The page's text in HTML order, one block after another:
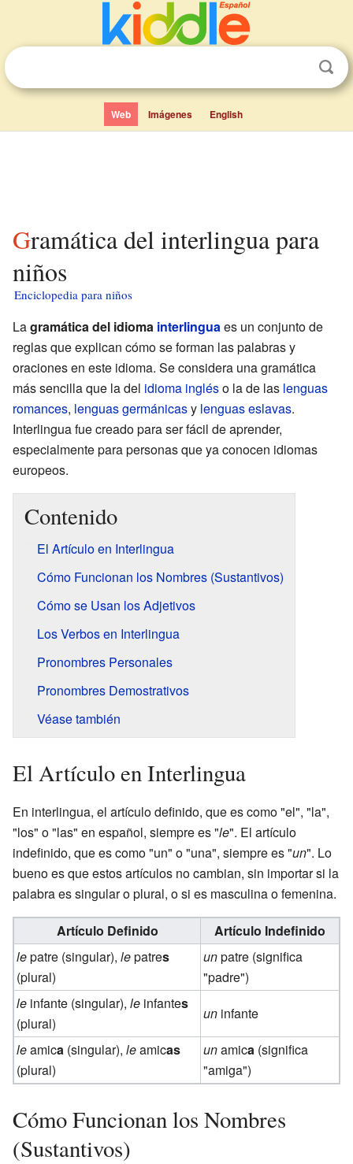
Web Imágenes English
Gramática del interlingua para
niños
Enciclopedia para niños
Lagramática del idioma interlinguaes un conjunto de
reglas que explican cómo se forman las palabras y
oraciones en este idioma. Se considera una gramática
más sencilla que la del idioma ingléso la de las lenguas
romances, lenguas germánicasy lenguas eslavas.
Interlingua fue creado para ser fácil de aprender,
especialmente para personas que ya conocen idiomas
europeos.
Contenido
El Artículo en Interlingua
Cómo Funcionan los Nombres (Sustantivos)
Cómo se Usan los Adjetivos
Los Verbos en Interlingua
Pronombres Personales
Pronombres Demostrativos
Véase también
El Artículo en Interlingua
En interlingua, el artículo definido, que es como "el", "la",
"los" o "las" en español, siempre es "le". El artículo
indefinido, que es como "un" o "una", siempre es "un". Lo
bueno es que estos artículos no cambian, sin importar si la
palabra es singular o plural, o si es masculina o femenina.
Artículo Definido
Artículo Indefinido
lepatre (singular),lepatres
(plural)
unpatre (significa
"padre")
le infante (singular),le infantes
(plural)
un infante
leamica (singular),leamicas
(plural)
unamica (significa
"amiga")
Cómo Funcionan los Nombres
(Sustantivos)